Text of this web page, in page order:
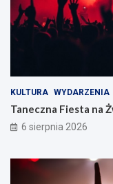
KULTURA WYDARZENIA
Taneczna Fiesta na
6 sierpnia 2026